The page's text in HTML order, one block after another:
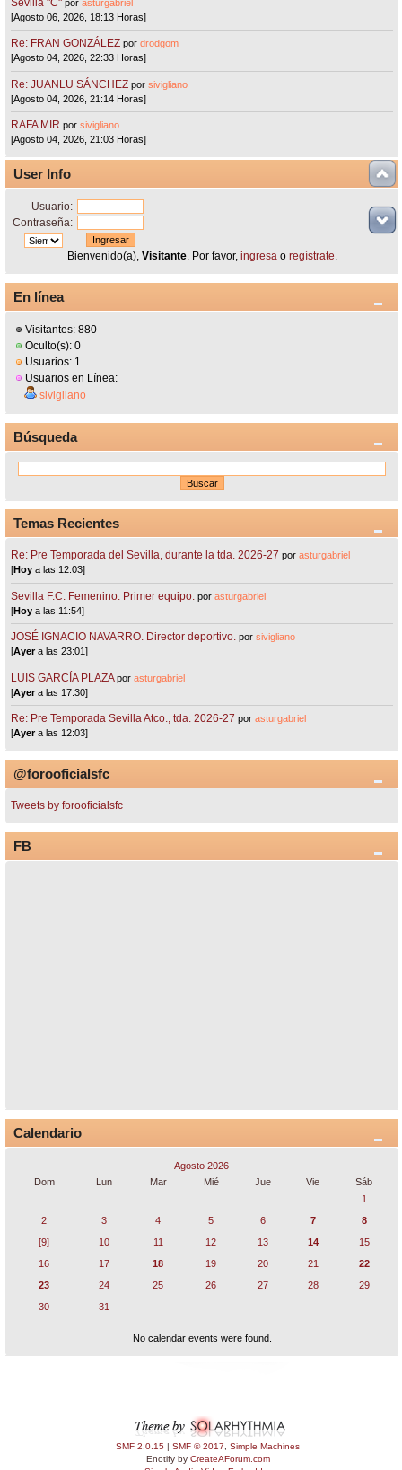
Sevilla "C"porasturgabriel
[Agosto 06, 2026, 18:13 Horas]
Re: FRAN GONZÁLEZ pordrodgom
[Agosto 04, 2026, 22:33 Horas]
Re: JUANLU SÁNCHEZ porsivigliano
[Agosto 04, 2026, 21:14 Horas]
RAFA MIR porsivigliano
[Agosto 04, 2026, 21:03 Horas]
User Info
Usuario:
Contraseña:
Bienvenido(a), Visitante. Por favor, ingresao regístrate.
En línea
Visitantes: 880
Oculto(s): 0
Usuarios: 1
Usuarios en Línea:
sivigliano
Búsqueda
Temas Recientes
Re: Pre Temporada del Sevilla, durante la tda. 2026-27 porasturgabriel
[Hoy a las 12:03]
Sevilla F.C. Femenino. Primer equipo. porasturgabriel
[Hoy a las 11:54]
JOSÉ IGNACIO NAVARRO. Director deportivo. porsivigliano
[Ayera las 23:01]
LUIS GARCÍA PLAZA porasturgabriel
[Ayera las 17:30]
Re: Pre Temporada Sevilla Atco., tda. 2026-27 porasturgabriel
[Ayera las 12:03]
@forooficialsfc
Tweets by forooficialsfc
FB
Calendario
Agosto 2026
Dom
Lun Mar Mié Jue Vie
Sáb
1
2
3 4 5 6 7
8
[9]
10 11 12 13 14
15
16
17 18 19 20 21
22
23
24 25 26 27 28
29
30
31
No calendar events were found.
SMF 2.0.15 | SMF © 2017
Simple Machines
Enotify by CreateAForum.com